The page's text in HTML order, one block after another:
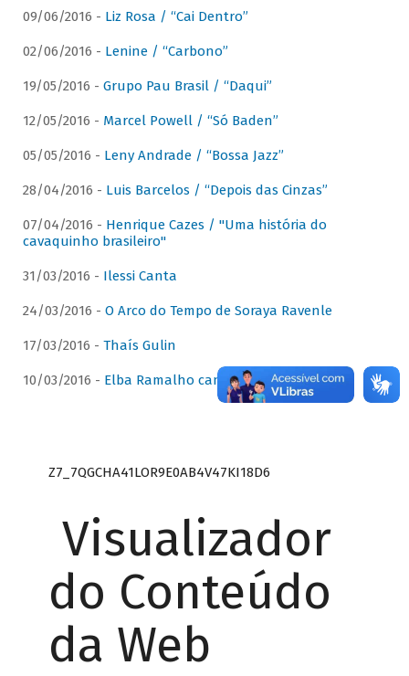
09/06/2016 - Liz Rosa / “Cai Dentro”
02/06/2016 - Lenine / “Carbono”
19/05/2016 - Grupo Pau Brasil / “Daqui”
12/05/2016 - Marcel Powell / “Só Baden”
05/05/2016 - Leny Andrade / “Bossa Jazz”
28/04/2016 - Luis Barcelos / “Depois das Cinzas”
07/04/2016 - Henrique Cazes / "Uma história do
cavaquinho brasileiro"
31/03/2016 - Ilessi Canta
24/03/2016 - O Arco do Tempo de Soraya Ravenle
17/03/2016 - Thaís Gulin
10/03/2016 - Elba Ramalho canta Dominguinhos
Z7_7QGCHA41LOR9E0AB4V47KI18D6
Visualizador
do Conteúdo
da Web